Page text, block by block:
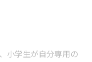
小学生が自分専用の